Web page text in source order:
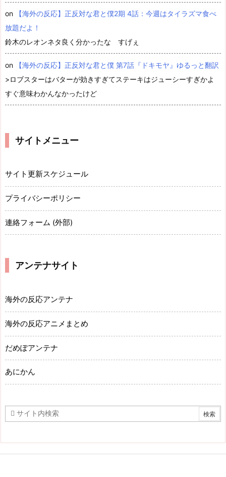
on
【海外の反応】正反対な君と僕2期 4話：今週はタイラズマ食べ
放題だよ！
鈴木のレオンネタ良く分かったな すげぇ
on
【海外の反応】正反対な君と僕 第7話『ドキモヤ』ゆるっと翻訳
>ロブスターはバターが効きすぎてステーキはジューシーすぎかよ
すぐ意味わかんなかったけど
サイトメニュー
サイト更新スケジュール
プライバシーポリシー
連絡フォーム (外部)
アンテナサイト
海外の反応アンテナ
海外の反応アニメまとめ
だめぽアンテナ
あにかん